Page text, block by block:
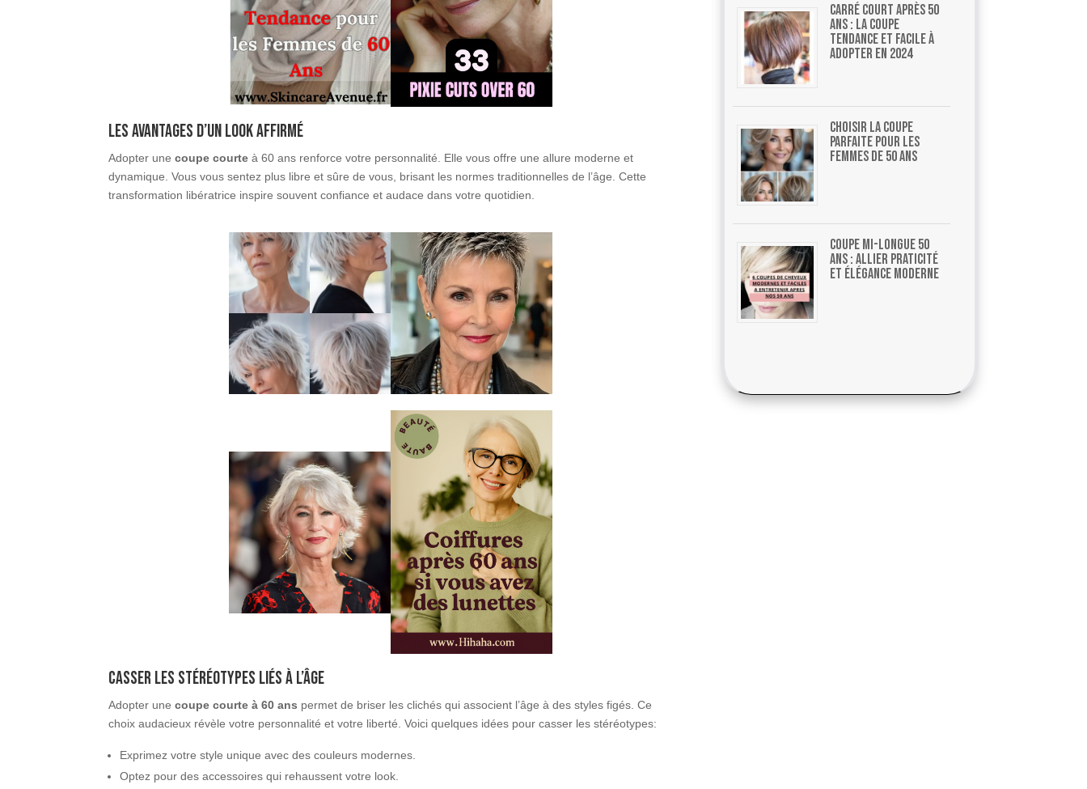
Les avantages d’un look affirmé
Adopter unecoupe courte à 60 ans renforce votre personnalité. Elle vous offre une allure moderne et
dynamique. Vous vous sentez plus libre et sûre de vous, brisant les normes traditionnelles de l’âge. Cette
transformation libératrice inspire souvent confiance et audace dans votre quotidien.
Casser les stéréotypes liés à l’âge
Adopter unecoupe courte à 60 ans permet de briser les clichés qui associent l’âge à des styles figés. Ce
choix audacieux révèle votre personnalité et votre liberté. Voici quelques idées pour casser les stéréotypes:
Exprimez votre style unique avec des couleurs modernes.
Optez pour des accessoires qui rehaussent votre look.
Carré court après 50
ans : la coupe
tendance et facile à
adopter en 2024
Choisir la coupe
parfaite pour les
femmes de 50 ans
Coupe mi-longue 50
ans : allier praticité
et élégance moderne